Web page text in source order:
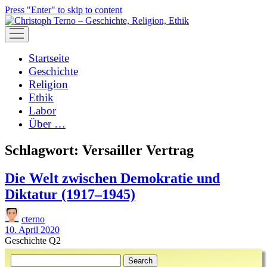
Press "Enter" to skip to content
open
menu
Startseite
Geschichte
Religion
Ethik
Labor
Über …
Schlagwort: Versailler Vertrag
Die Welt zwischen Demokratie und
Diktatur (1917–1945)
cterno
10. April 2020
Geschichte Q2
Sidebar